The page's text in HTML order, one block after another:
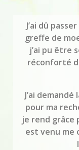
J’ai dû
greffe de
j’ai pu être
réconforté
J’ai
pour ma
je rend grâce
est venu me